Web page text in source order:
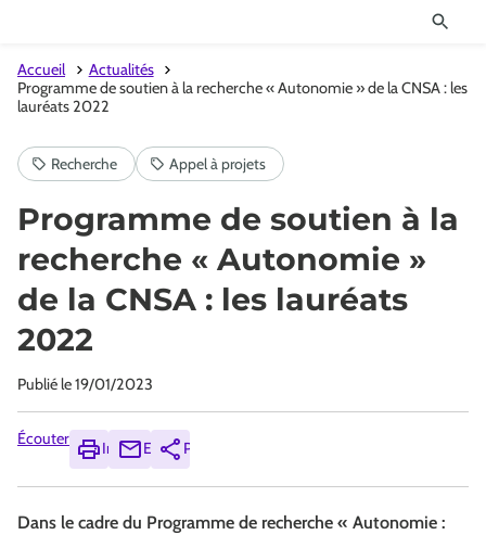
Accueil
Actualités
Programme de soutien à la recherche « Autonomie » de la CNSA : les
lauréats 2022
Programme de soutien à la
recherche « Autonomie »
de la CNSA : les lauréats
2022
Publié le19/01/2023
Écouter
ImprimerEnvoyerPartager
Dans le cadre du Programme de recherche « Autonomie :